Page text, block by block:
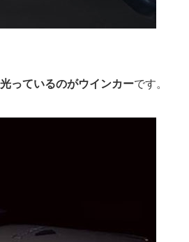
っているのがウインカーです。